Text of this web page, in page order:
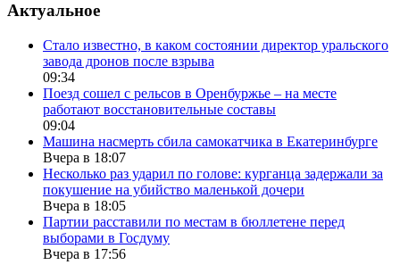
Актуальное
Стало известно, в каком состоянии директор уральского
завода дронов после взрыва
09:34
Поезд сошел с рельсов в Оренбуржье – на месте
работают восстановительные составы
09:04
Машина насмерть сбила самокатчика в Екатеринбурге
Вчера в 18:07
Несколько раз ударил по голове: курганца задержали за
покушение на убийство маленькой дочери
Вчера в 18:05
Партии расставили по местам в бюллетене перед
выборами в Госдуму
Вчера в 17:56